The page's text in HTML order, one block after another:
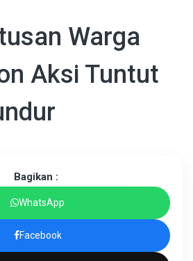
Warga
Aksi Tuntut
Bagikan :
WhatsApp
Facebook